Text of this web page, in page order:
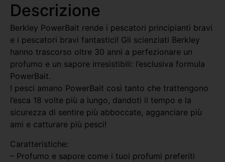
Descrizione
Berkley PowerBait rende i pescatori principianti bravi
e i pescatori bravi fantastici! Gli scienziati Berkley
hanno trascorso oltre 30 anni a perfezionare un
profumo e un sapore irresistibili: l’esclusiva formula
PowerBait.
I pesci amano PowerBait così tanto che trattengono
l’esca 18 volte più a lungo, dandoti il ​​tempo e la
sicurezza di sentire più abboccate, agganciare più
ami e catturare più pesci!
Caratteristiche:
– Profumo e sapore come i tuoi profumi preferiti